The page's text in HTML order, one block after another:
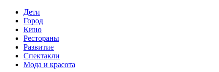
Дети
Город
Кино
Рестораны
Развитие
Спектакли
Мода и красота